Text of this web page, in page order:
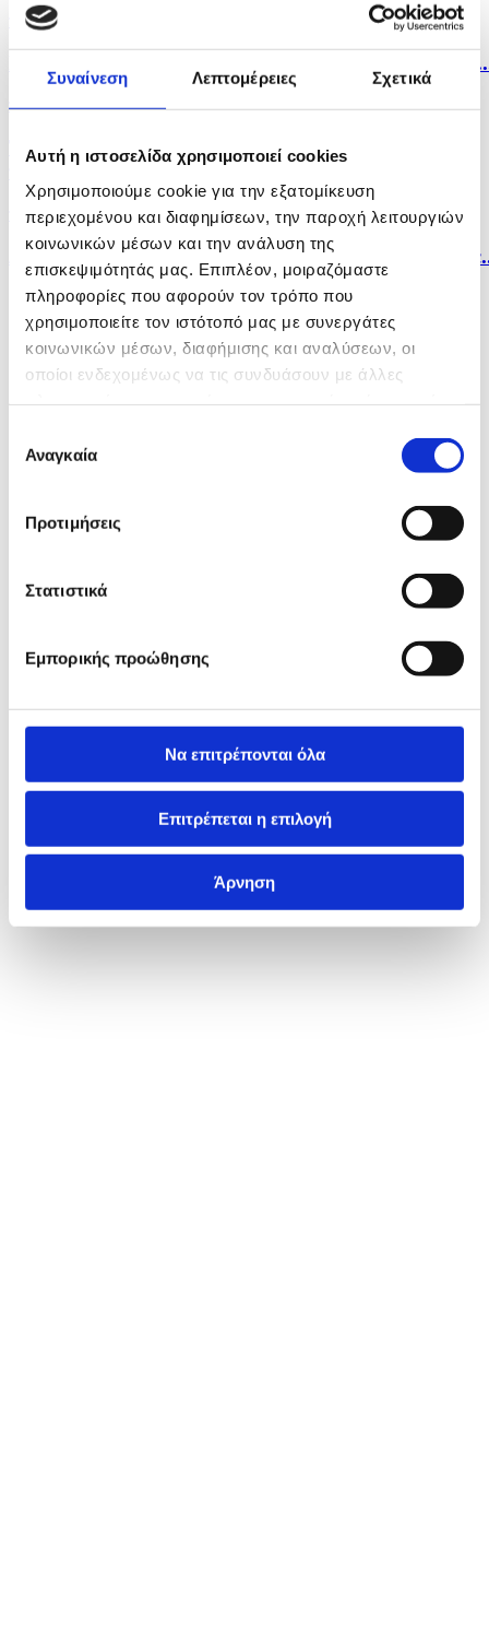
Συναίνεση Λεπτομέρειες Σχετικά
Αυτή η ιστοσελίδα χρησιμοποιεί cookies
Χρησιμοποιούμε cookie για την εξατομίκευση
περιεχομένου και διαφημίσεων, την παροχή λειτουργιών
κοινωνικών μέσων και την ανάλυση της
επισκεψιμότητάς μας. Επιπλέον, μοιραζόμαστε
πληροφορίες που αφορούν τον τρόπο που
χρησιμοποιείτε τον ιστότοπό μας με συνεργάτες
κοινωνικών μέσων, διαφήμισης και αναλύσεων, οι
οποίοι ενδεχομένως να τις συνδυάσουν με άλλες
των υπηρεσιών τους.
συγκατάθεσης
Αναγκαία
Προτιμήσεις
Στατιστικά
Εμπορικής προώθησης
Να επιτρέπονται όλα
Επιτρέπεται η επιλογή
Άρνηση
πριν 9 λεπτά
Στους 58 οι νεκροί, δεκάδες τραυματίες από
πριν 16 λεπτά
To φετινό καλοκαίρι είναι το θερμότερο του
τελευταίου...
πριν 20 λεπτά
Δύο νεκροί και 13 τραυματίες από έκρηξη βόμβας